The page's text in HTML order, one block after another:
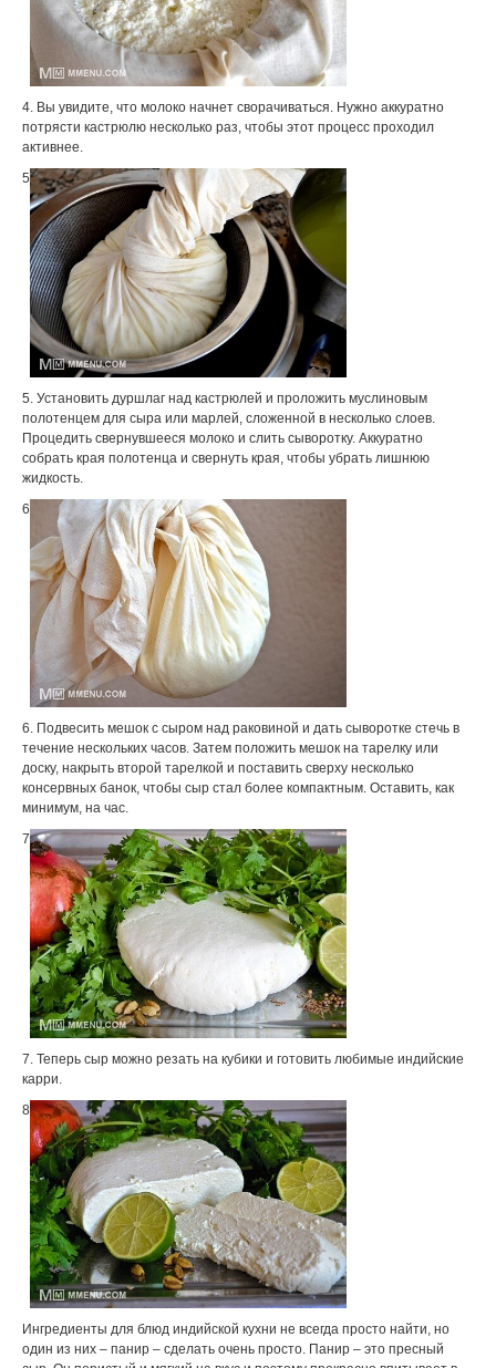
4. Вы увидите, что молоко начнет сворачиваться. Нужно аккуратно
потрясти кастрюлю несколько раз, чтобы этот процесс проходил
активнее.
5
5. Установить дуршлаг над кастрюлей и проложить муслиновым
полотенцем для сыра или марлей, сложенной в несколько слоев.
Процедить свернувшееся молоко и слить сыворотку. Аккуратно
собрать края полотенца и свернуть края, чтобы убрать лишнюю
жидкость.
6
6. Подвесить мешок с сыром над раковиной и дать сыворотке стечь в
течение нескольких часов. Затем положить мешок на тарелку или
доску, накрыть второй тарелкой и поставить сверху несколько
консервных банок, чтобы сыр стал более компактным. Оставить, как
минимум, на час.
7
7. Теперь сыр можно резать на кубики и готовить любимые индийские
карри.
8
Ингредиенты для блюд индийской кухни не всегда просто найти, но
один из них – панир – сделать очень просто. Панир – это пресный